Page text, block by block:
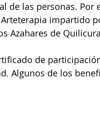
de las personas. Por
impartido
Azahares de
de
Algunos de los